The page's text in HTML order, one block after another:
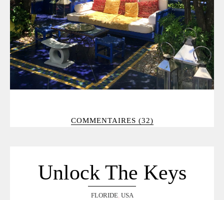
COMMENTAIRES (32)
Unlock The Keys
FLORIDE, USA